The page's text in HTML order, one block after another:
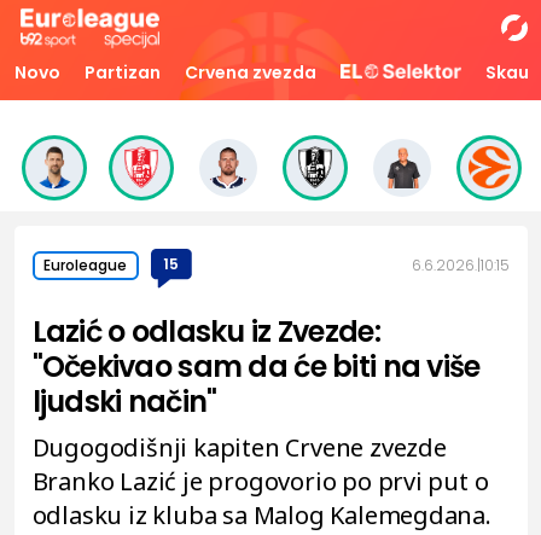
Novo Partizan Crvena zvezda Skaut
Euroleague 15 6.6.2026. 10:15
Lazić o odlasku iz Zvezde:
"Očekivao sam da će biti na više
ljudski način"
Dugogodišnji kapiten Crvene zvezde
Branko Lazić je progovorio po prvi put o
odlasku iz kluba sa Malog Kalemegdana.